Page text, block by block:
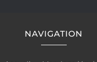
NAVIGATION